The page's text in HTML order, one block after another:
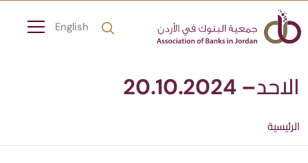
English
الاحد– 20.10.2024
الرئيسية